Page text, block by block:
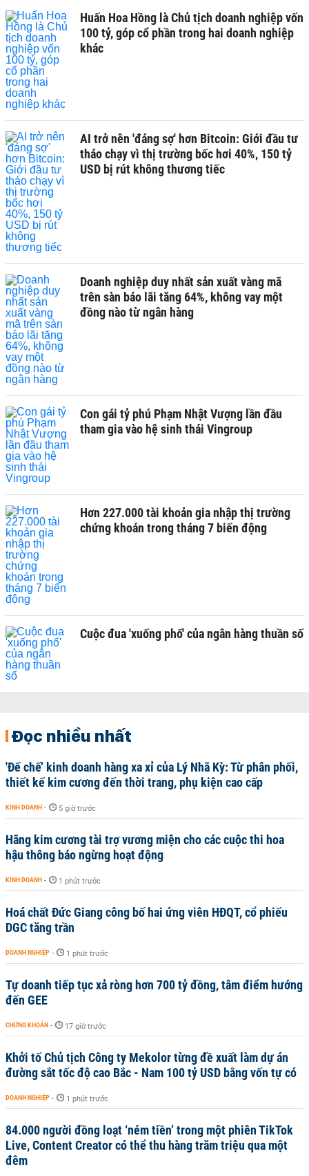
Huấn Hoa Hồng là Chủ tịch doanh nghiệp vốn
100 tỷ, góp cổ phần trong hai doanh nghiệp
khác
AI trở nên 'đáng sợ' hơn Bitcoin: Giới đầu tư
tháo chạy vì thị trường bốc hơi 40%, 150 tỷ
USD bị rút không thương tiếc
Doanh nghiệp duy nhất sản xuất vàng mã
trên sàn báo lãi tăng 64%, không vay một
đồng nào từ ngân hàng
Con gái tỷ phú Phạm Nhật Vượng lần đầu
tham gia vào hệ sinh thái Vingroup
Hơn 227.000 tài khoản gia nhập thị trường
chứng khoán trong tháng 7 biến động
Cuộc đua 'xuống phố' của ngân hàng thuần số
Đọc nhiều nhất
'Đế chế’ kinh doanh hàng xa xỉ của Lý Nhã Kỳ: Từ phân phối,
thiết kế kim cương đến thời trang, phụ kiện cao cấp
KINH DOANH - 5 giờ trước
Hãng kim cương tài trợ vương miện cho các cuộc thi hoa
hậu thông báo ngừng hoạt động
KINH DOANH - 1 phút trước
Hoá chất Đức Giang công bố hai ứng viên HĐQT, cổ phiếu
DGC tăng trần
DOANH NGHIỆP - 1 phút trước
Tự doanh tiếp tục xả ròng hơn 700 tỷ đồng, tâm điểm hướng
đến GEE
CHỨNG KHOÁN - 17 giờ trước
Khởi tố Chủ tịch Công ty Mekolor từng đề xuất làm dự án
đường sắt tốc độ cao Bắc - Nam 100 tỷ USD bằng vốn tự có
DOANH NGHIỆP - 1 phút trước
84.000 người đồng loạt ‘ném tiền’ trong một phiên TikTok
Live, Content Creator có thể thu hàng trăm triệu qua một
đêm